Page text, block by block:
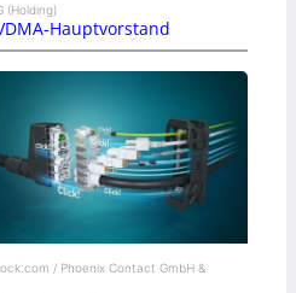
(Holding)
Hauptvorstand
/ Phoenix Contact GmbH &